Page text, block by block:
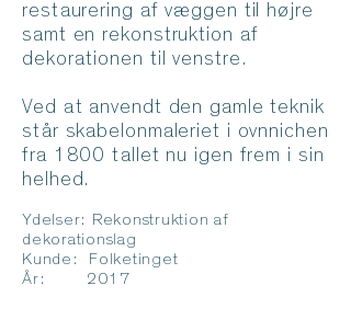
restaurering af væggen til højre
samt en rekonstruktion af
dekorationen til venstre.
Ved at anvendt den gamle teknik
står skabelonmaleriet i ovnnichen
fra 1800 tallet nu igen frem i sin
helhed.
Ydelser: Rekonstruktion af
dekorationslag
Kunde: Folketinget
År: 2017